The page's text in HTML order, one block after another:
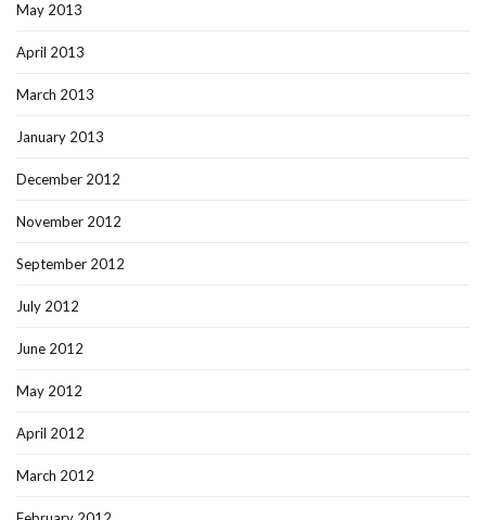
May 2013
April 2013
March 2013
January 2013
December 2012
November 2012
September 2012
July 2012
June 2012
May 2012
April 2012
March 2012